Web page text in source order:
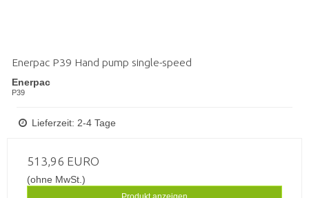
Enerpac P39 Hand pump single-speed
Enerpac
P39
Lieferzeit: 2-4 Tage
513,96 EURO
(ohne MwSt.)